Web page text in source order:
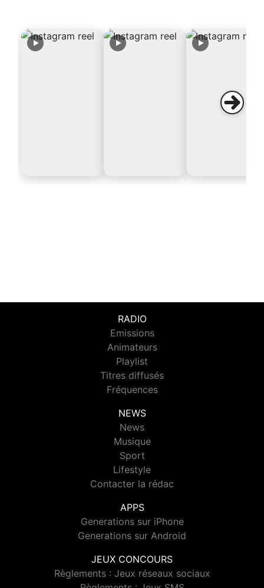
RADIO
Emissions
Animateurs
Playlist
Titres diffusés
Fréquences
NEWS
News
Musique
Sport
Lifestyle
Contacter la rédac
APPS
Generations sur iPhone
Generations sur Android
JEUX CONCOURS
Règlements : Jeux réseaux sociaux